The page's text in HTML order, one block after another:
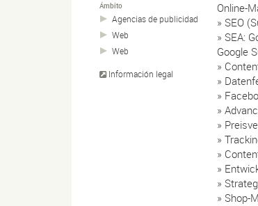
Ámbito
Agencias de publicidad
Web
Web
Información legal
Online-
» SEO
» SEA:
Google
»
»
»
»
»
»
»
»
»
» Shop-